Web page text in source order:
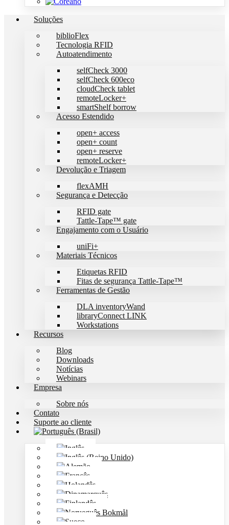
Soluções
biblioFlex
Tecnologia RFID
Autoatendimento
selfCheck 3000
selfCheck 600eco
cloudCheck tablet
remoteLocker+
smartShelf borrow
Acesso Estendido
open+ access
open+ count
open+ reserve
remoteLocker+
Devolução e Triagem
flexAMH
Segurança e Detecção
RFID gate
Tattle-Tape™ gate
Engajamento com o Usuário
uniFi+
Materiais Técnicos
Etiquetas RFID
Fitas de segurança Tattle-Tape™
Ferramentas de Gestão
DLA inventoryWand
libraryConnect LINK
Workstations
Recursos
Blog
Downloads
Notícias
Webinars
Empresa
Sobre nós
Contato
Suporte ao cliente